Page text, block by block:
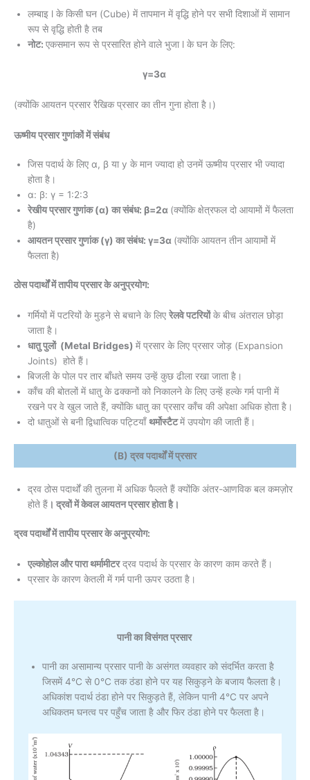
लम्बाइ l के किसी घन (Cube) में तापमान में वृद्धि होने पर सभी दिशाओं में सामान
रूप से वृद्धि होती है तब
नोट: एकसमान रूप से प्रसारित होने वाले भुजा l के घन के लिए:
γ=3α
(क्योंकि आयतन प्रसार रैखिक प्रसार का तीन गुना होता है।)
ऊष्मीय प्रसार गुणांकों में संबंध
जिस पदार्थ के लिए α, β या y के मान ज्यादा हो उनमें ऊष्मीय प्रसार भी ज्यादा
होता है।
α: β: γ = 1:2:3
रेखीय प्रसार गुणांक (α) का संबंध: β=2α (क्योंकि क्षेत्रफल दो आयामों में फैलता
है)
आयतन प्रसार गुणांक (γ) का संबंध: γ=3α (क्योंकि आयतन तीन आयामों में
फैलता है)
ठोस पदार्थों में तापीय प्रसार के अनुप्रयोग:
गर्मियों में पटरियों के मुड़ने से बचाने के लिए रेलवे पटरियोंके बीच अंतराल छोड़ा
जाता है।
धातु पुलों (Metal Bridges) में प्रसार के लिए प्रसार जोड़ (Expansion
Joints) होते हैं।
बिजली के पोल पर तार बाँधते समय उन्हें कुछ ढीला रखा जाता है।
काँच की बोतलों में धातु के ढक्कनों को निकालने के लिए उन्हें हल्के गर्म पानी में
रखने पर वे खुल जाते हैं, क्योंकि धातु का प्रसार काँच की अपेक्षा अधिक होता है।
दो धातुओं से बनी द्विधात्विक पट्टियाँथर्मोस्टैटमें उपयोग की जाती हैं।
(B) द्रव पदार्थों में प्रसार
द्रव ठोस पदार्थों की तुलना में अधिक फैलते हैं क्योंकि अंतर-आणविक बल कमज़ोर
होते हैं । द्रवों में केवल आयतन प्रसार होता है।
द्रव पदार्थों में तापीय प्रसार के अनुप्रयोग:
एल्कोहोल और पारा थर्मामीटरद्रव पदार्थ के प्रसार के कारण काम करते हैं।
प्रसार के कारण केतली में गर्म पानी ऊपर उठता है।
पानी का विसंगत प्रसार
पानी का असामान्य प्रसार पानी के असंगत व्यवहार को संदर्भित करता है
जिसमें 4°C से 0°C तक ठंडा होने पर यह सिकुड़ने के बजाय फैलता है।
अधिकांश पदार्थ ठंडा होने पर सिकुड़ते हैं, लेकिन पानी 4°C पर अपने
अधिकतम घनत्व पर पहुँच जाता है और फिर ठंडा होने पर फैलता है।